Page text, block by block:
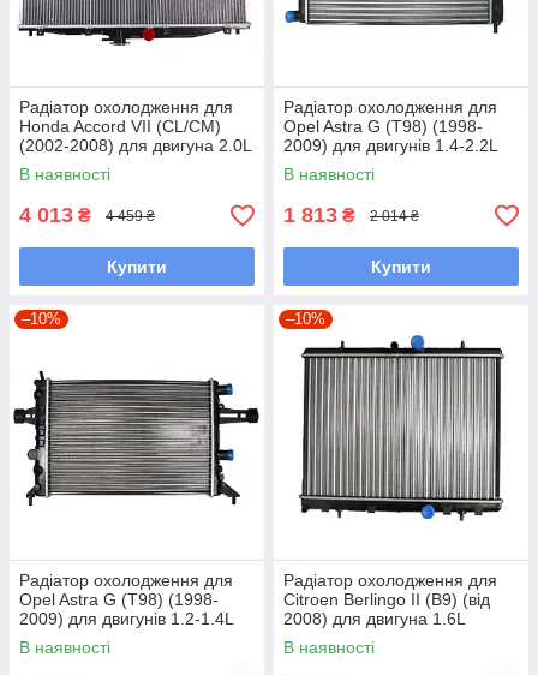
Радіатор охолодження для
Honda Accord VII (CL/CM)
(2002-2008) для двигуна 2.0L
В наявності
4 013 ₴ 4 459 ₴
Купити
Радіатор охолодження для
Opel Astra G (T98) (1998-
2009) для двигунів 1.4-2.2L
В наявності
1 813 ₴ 2 014 ₴
Купити
–10%
Радіатор охолодження для
Opel Astra G (T98) (1998-
2009) для двигунів 1.2-1.4L
В наявності
–10%
Радіатор охолодження для
Citroen Berlingo II (B9) (від
2008) для двигуна 1.6L
В наявності